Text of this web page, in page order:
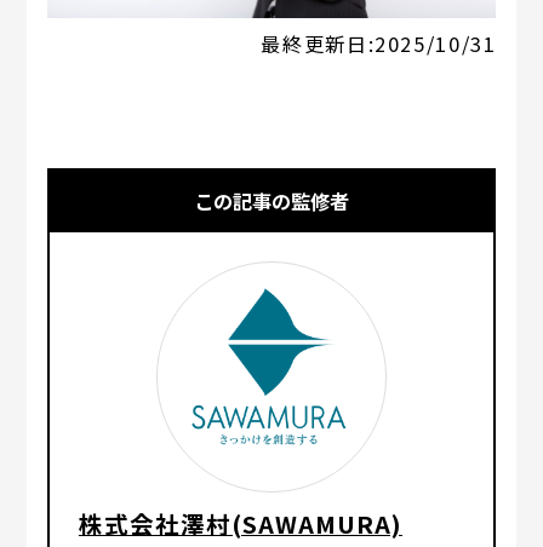
最終更新日:2025/10/31
この記事の監修者
株式会社澤村(SAWAMURA)